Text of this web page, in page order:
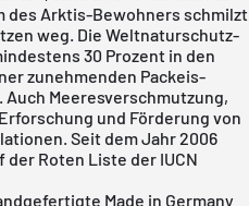
des Arktis-Bewohners schmilzt
weg. Die Weltnaturschutz-
30 Prozent in den
zunehmenden Packeis-
Meeresverschmutzung,
und Förderung von
Seit dem Jahr 2006
Roten Liste der IUCN
Made in Germany